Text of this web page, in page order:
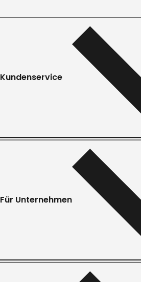
Kundenservice
Für Unternehmen